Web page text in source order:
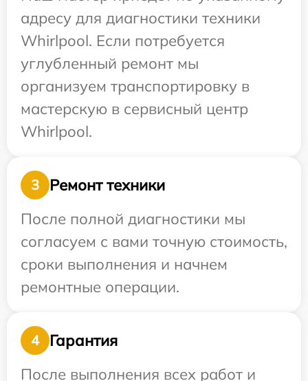
адресу для диагностики техники
Whirlpool. Если потребуется
углубленный ремонт мы
организуем транспортировку в
мастерскую в сервисный центр
Whirlpool.
3
Ремонт техники
После полной диагностики мы
согласуем с вами точную стоимость,
сроки выполнения и начнем
ремонтные операции.
4
Гарантия
После выполнения всех работ и